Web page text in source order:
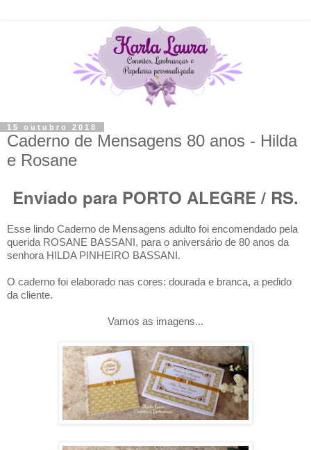
15 outubro 2018
Caderno de Mensagens 80 anos - Hilda
e Rosane
Enviado para PORTO ALEGRE / RS.
Esse lindo Caderno de Mensagens adulto foi encomendado pela
querida ROSANE BASSANI, para o aniversário de 80 anos da
senhora HILDA PINHEIRO BASSANI.
O caderno foi elaborado nas cores: dourada e branca, a pedido
da cliente.
Vamos as imagens...